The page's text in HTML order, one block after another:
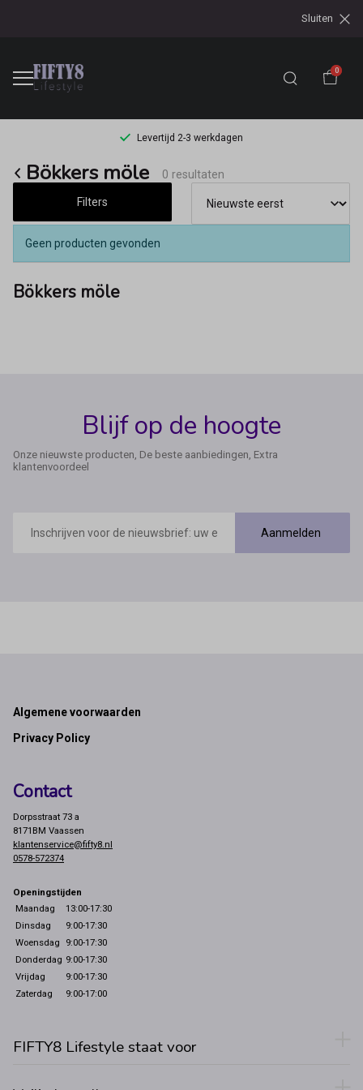
Sluiten
0
Levertijd 2-3 werkdagen
Bökkers
-
Fifty8
Bökkers möle 0 resultaten
Filters
Geen producten gevonden
Bökkers möle
Blijf op de hoogte
Onze nieuwste producten, De beste aanbiedingen, Extra
klantenvoordeel
mailadres
Aanmelden
Footer
Algemene voorwaarden
Privacy Policy
Contact
Dorpsstraat 73 a
8171BM Vaassen
klantenservice@fifty8.nl
0578-572374
Openingstijden
Maandag
13:00-17:30
Dinsdag
9:00-17:30
Woensdag
9:00-17:30
Donderdag 9:00-17:30
Vrijdag
9:00-17:30
Zaterdag
9:00-17:00
FIFTY8 Lifestyle staat voor